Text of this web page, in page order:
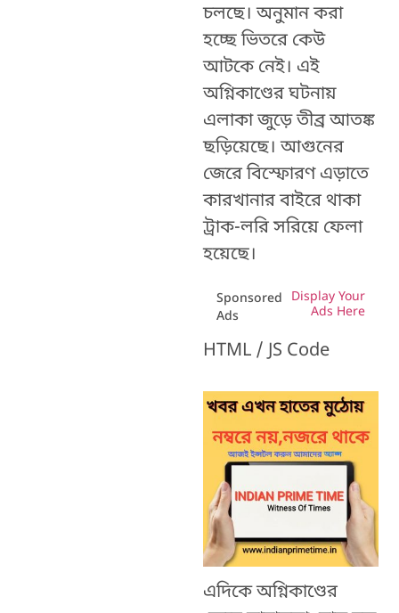
চলছে। অনুমান করা
হচ্ছে ভিতরে কেউ
আটকে নেই। এই
অগ্নিকাণ্ডের ঘটনায়
এলাকা জুড়ে তীব্র আতঙ্ক
ছড়িয়েছে। আগুনের
জেরে বিস্ফোরণ এড়াতে
কারখানার বাইরে থাকা
ট্রাক-লরি সরিয়ে ফেলা
হয়েছে।
Sponsored
Ads
Display Your
Ads Here
HTML / JS Code
এদিকে অগ্নিকাণ্ডের